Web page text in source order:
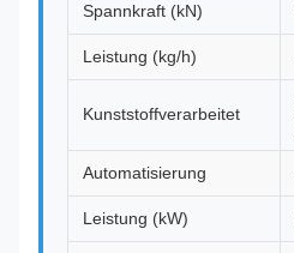
Spannkraft (kN)
Leistung (kg/h)
Kunststoffverarbeitet
Automatisierung
Leistung (kW)